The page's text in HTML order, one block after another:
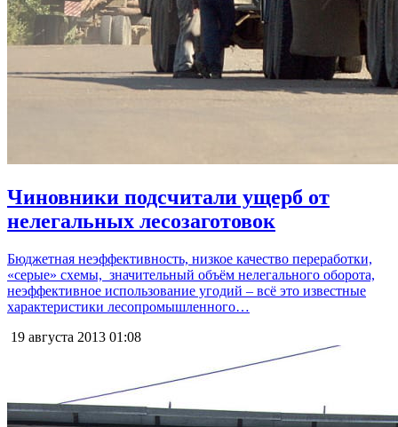
Чиновники подсчитали ущерб от
нелегальных лесозаготовок
Бюджетная неэффективность, низкое качество переработки,
«серые» схемы, значительный объём нелегального оборота,
неэффективное использование угодий – всё это известные
характеристики лесопромышленного…
19 августа 2013 01:08